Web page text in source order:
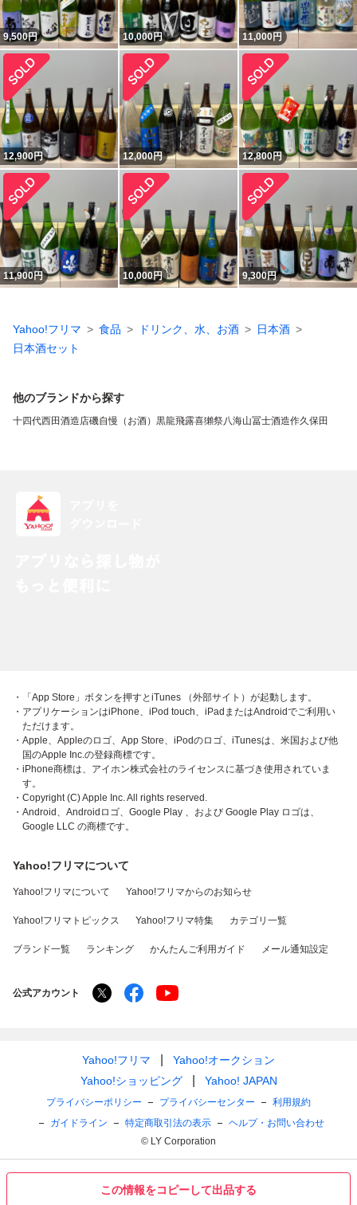
この情報をコピーして出品する
9,500円 10,000円 11,000円
12,900円 12,000円 12,800円
11,900円 10,000円 9,300円
Yahoo!フリマ 食品 ドリンク、水、お酒
日本酒
日本酒セット
他のブランドから探す
十四代西田酒造店磯自慢（お酒） 黒龍飛露喜獺祭八海山冨士酒造作久保田
・「App Store」ボタンを押すとiTunes （外部サイト）が起動します。
・アプリケーションはiPhone、iPod touch、iPadまたはAndroidでご利用い
ただけます。
・Apple、Appleのロゴ、App Store、iPodのロゴ、iTunesは、米国および他
国のApple Inc.の登録商標です。
・iPhone商標は、アイホン株式会社のライセンスに基づき使用されていま
す。
・Copyright (C) Apple Inc. All rights reserved.
・Android、Androidロゴ、Google Play 、および Google Play ロゴは、
Google LLC の商標です。
Yahoo!フリマについて
Yahoo!フリマについて Yahoo!フリマからのお知らせ
Yahoo!フリマトピックス Yahoo!フリマ特集 カテゴリ一覧
ブランド一覧 ランキング かんたんご利用ガイド メール通知設定
公式アカウント
Yahoo!フリマ
Yahoo!オークション
Yahoo!ショッピング
Yahoo! JAPAN
プライバシーポリシー プライバシーセンター
利用規約
ガイドライン
特定商取引法の表示
ヘルプ・お問い合わせ
© LY Corporation